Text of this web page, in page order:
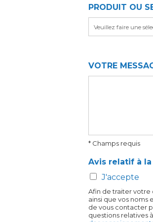
t
PRODUIT OU
VOTRE
* Champs requis
Avis relatif à
J'accepte
Afin de traiter votre
ainsi que vos noms
de vous contacter
questions relatives